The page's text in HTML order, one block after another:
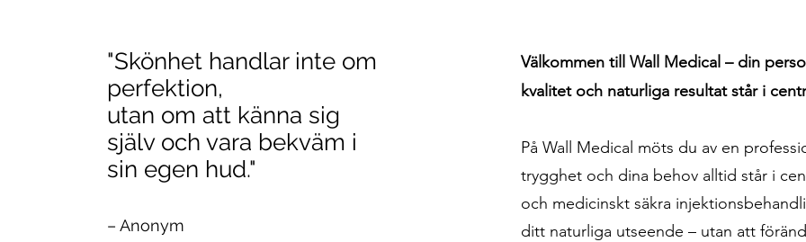
"Skönhet handlar inte om
perfektion,
utan om att känna sig
själv och vara bekväm i
sin egen hud."
– Anonym
Välkommen till Wall Medical – din
kvalitet och naturliga resultat står i
På Wall Medical möts du av en
trygghet och dina behov alltid står i
och medicinskt säkra
ditt naturliga utseende – utan att